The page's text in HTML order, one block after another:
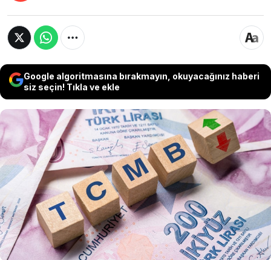
Google algoritmasına bırakmayın, okuyacağınız haberi
siz seçin! Tıkla ve ekle
Commerzbank, haziran enflasyon verilerindeki
sınırlı iyileşmeye rağmen çekirdek enflasyonun
yüksek seyrini koruduğunu belirterek, Türkiye
Cumhuriyet Merkez Bankası'nın kısa vadede
faiz indirimi için yeterli hareket alanına sahip
olmadığını değerlendirdi.